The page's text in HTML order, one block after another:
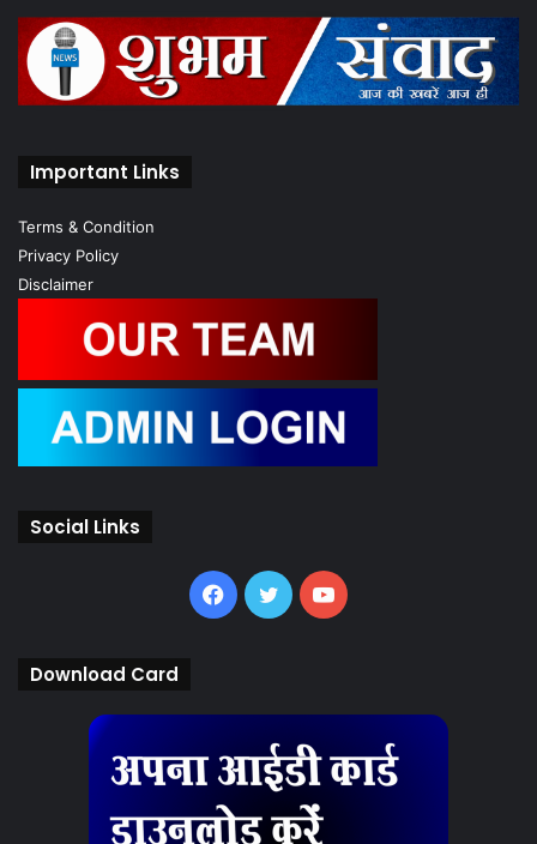
Important Links
Terms & Condition
Privacy Policy
Disclaimer
Social Links
Facebook
TwitterYouTube
Download Card